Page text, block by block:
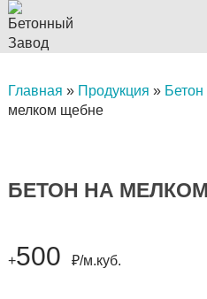
Главная » Продукция »
мелком щебне
БЕТОН НА
+500 ₽/м.куб.